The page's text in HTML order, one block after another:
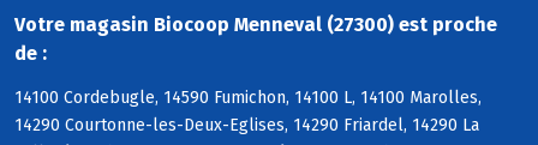
Votre magasin Biocoop Menneval (27300) est proche
de :
14100 Cordebugle, 14590 Fumichon, 14100 L, 14100 Marolles,
14290 Courtonne-les-Deux-Eglises, 14290 Friardel, 14290 La